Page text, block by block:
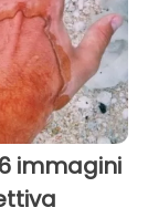
immagini